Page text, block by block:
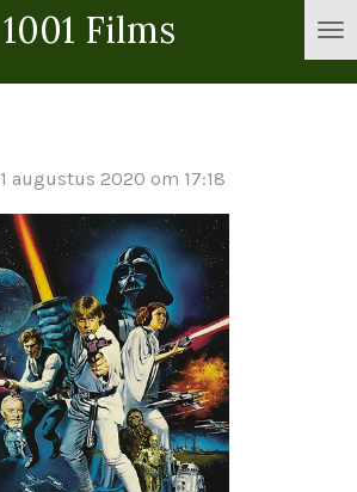
1001 Films
augustus 2020 om 17:18